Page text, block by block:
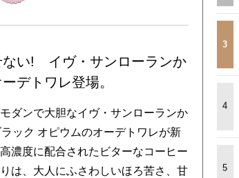
ない! イヴ・サンローランか
デトワレ登場。
ダンで大胆なイヴ・サンローランか
ック オピウムのオーデトワレが新
濃度に配合されたビターなコーヒー
は、大人にふさわしいほろ苦さ、甘
3
4
5